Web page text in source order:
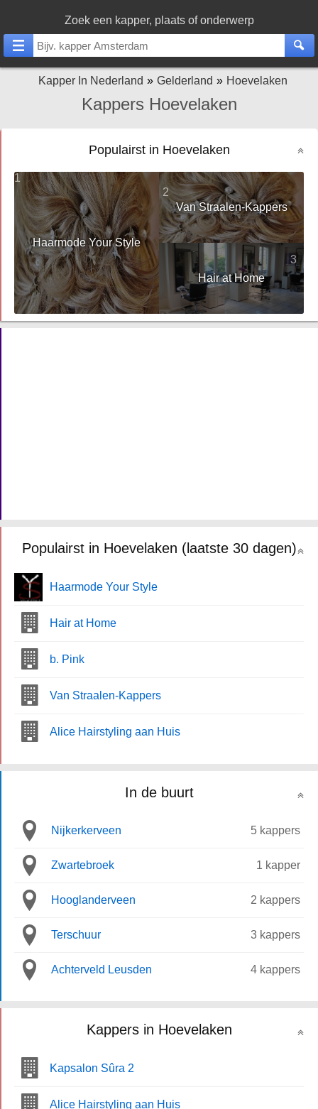
Zoek een kapper, plaats of onderwerp
Kapper In Nederland Gelderland Hoevelaken
Kappers Hoevelaken
Populairst in Hoevelaken
1
Haarmode Your Style
2
Van Straalen-Kappers
3
Hair at Home
Populairst in Hoevelaken (laatste 30 dagen)
Haarmode Your Style
Hair at Home
b. Pink
Van Straalen-Kappers
Alice Hairstyling aan Huis
In de buurt
Nijkerkerveen 5 kappers
Zwartebroek 1 kapper
Hooglanderveen 2 kappers
Terschuur 3 kappers
Achterveld Leusden 4 kappers
Kappers in Hoevelaken
Kapsalon Sûra 2
Alice Hairstyling aan Huis